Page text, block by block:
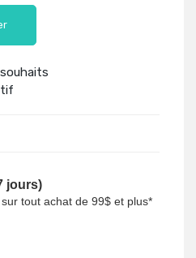
jours)
tout achat de 99$ et plus*